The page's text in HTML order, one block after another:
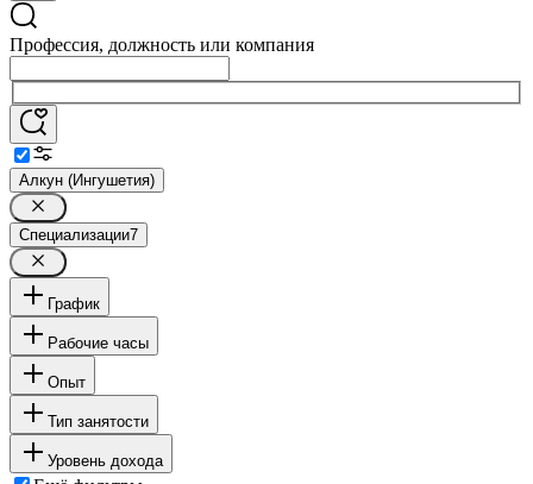
Профессия, должность или компания
Алкун (Ингушетия)
Специализации7
График
Рабочие часы
Опыт
Тип занятости
Уровень дохода